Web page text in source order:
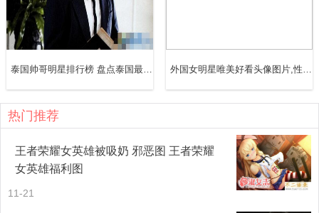
泰国帅哥明星排行榜 盘点泰国最红的男明星 外国女明星唯美好看头像图片,性感的照片
热门推荐
王者荣耀女英雄被吸奶 邪恶图 王者荣耀
女英雄福利图
11-21